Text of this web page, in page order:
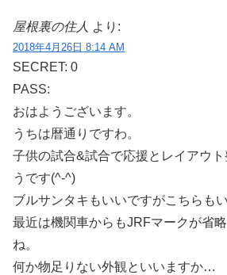
屋根裏の住人 より:
2018年4月26日 8:14 AM
SECRET: 0
PASS:
おはようございます。
うちは暦通りですわ。
子供の試合&試合で応援とレイアウ
うです(^-^)
ブルサンタキもいいですがこちらも
最近は機関車からもJRFマークが省
ね。
何か物足りない外観といいますか…